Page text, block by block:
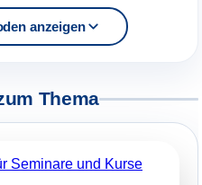
anzeigen
Thema